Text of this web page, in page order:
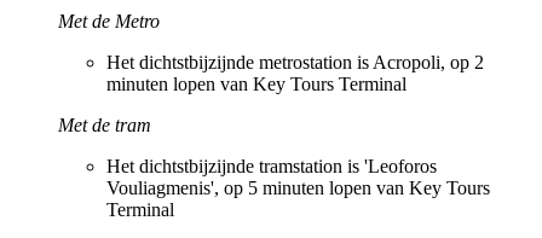
Met de Metro
Het dichtstbijzijnde metrostation is Acropoli, op 2
minuten lopen van Key Tours Terminal
Met de tram
Het dichtstbijzijnde tramstation is 'Leoforos
Vouliagmenis', op 5 minuten lopen van Key Tours
Terminal